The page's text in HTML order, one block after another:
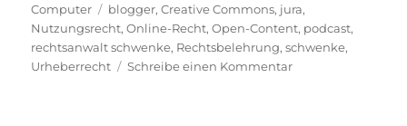
am
Computer
Schlagwörter
blogger,Creative Commons, jura,
Nutzungsrecht,Online-Recht,Open-Content, podcast,
rechtsanwalt schwenke, Rechtsbelehrung,schwenke,
Urheberrecht
Schreibe einen Kommentarzu